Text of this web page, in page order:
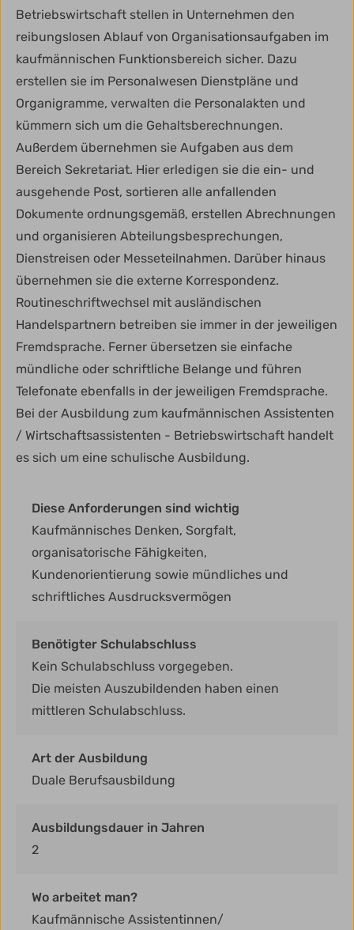
Betriebswirtschaft stellen in Unternehmen den
reibungslosen Ablauf von Organisationsaufgaben im
kaufmännischen Funktionsbereich sicher. Dazu
erstellen sie im Personalwesen Dienstpläne und
Organigramme, verwalten die Personalakten und
kümmern sich um die Gehaltsberechnungen.
Außerdem übernehmen sie Aufgaben aus dem
Bereich Sekretariat. Hier erledigen sie die ein- und
ausgehende Post, sortieren alle anfallenden
Dokumente ordnungsgemäß, erstellen Abrechnungen
und organisieren Abteilungsbesprechungen,
Dienstreisen oder Messeteilnahmen. Darüber hinaus
übernehmen sie die externe Korrespondenz.
Routineschriftwechsel mit ausländischen
Handelspartnern betreiben sie immer in der jeweiligen
Fremdsprache. Ferner übersetzen sie einfache
mündliche oder schriftliche Belange und führen
Telefonate ebenfalls in der jeweiligen Fremdsprache.
Bei der Ausbildung zum kaufmännischen Assistenten
/ Wirtschaftsassistenten - Betriebswirtschaft handelt
es sich um eine schulische Ausbildung.
Diese Anforderungen sind wichtig
Kaufmännisches Denken, Sorgfalt,
organisatorische Fähigkeiten,
Kundenorientierung sowie mündliches und
schriftliches Ausdrucksvermögen
Benötigter Schulabschluss
Kein Schulabschluss vorgegeben.
Die meisten Auszubildenden haben einen
mittleren Schulabschluss.
Art der Ausbildung
Duale Berufsausbildung
Ausbildungsdauer in Jahren
2
Wo arbeitet man?
Kaufmännische Assistentinnen/